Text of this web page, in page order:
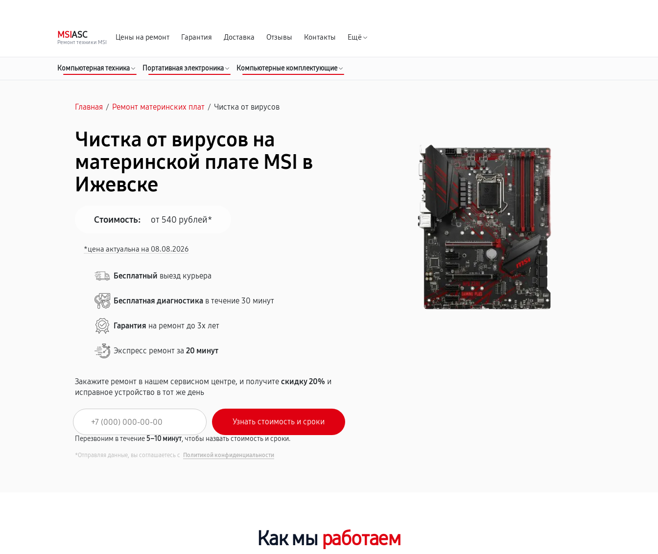
MSIASC
Ремонт техники MSI
Цены на ремонт Гарантия Доставка Отзывы Контакты Ещё
Компьютерная техника Портативная электроника Компьютерные комплектующие
Главная / Ремонт материнских плат / Чистка от вирусов
Чистка от вирусов на
материнской плате MSI в
Ижевске
Стоимость: от 540 рублей*
*цена актуальна на 08.08.2026
Бесплатный выезд курьера
Бесплатная диагностика в течение 30 минут
Гарантия на ремонт до 3х лет
Экспресс ремонт за20 минут
Закажите ремонт в нашем сервисном центре, и получитескидку 20% и
исправное устройство в тот же день
Перезвоним в течение5–10 минут, чтобы назвать стоимость и сроки.
*Отправляя данные, вы соглашаетесь с Политикой конфиденциальности
Как мы работаем